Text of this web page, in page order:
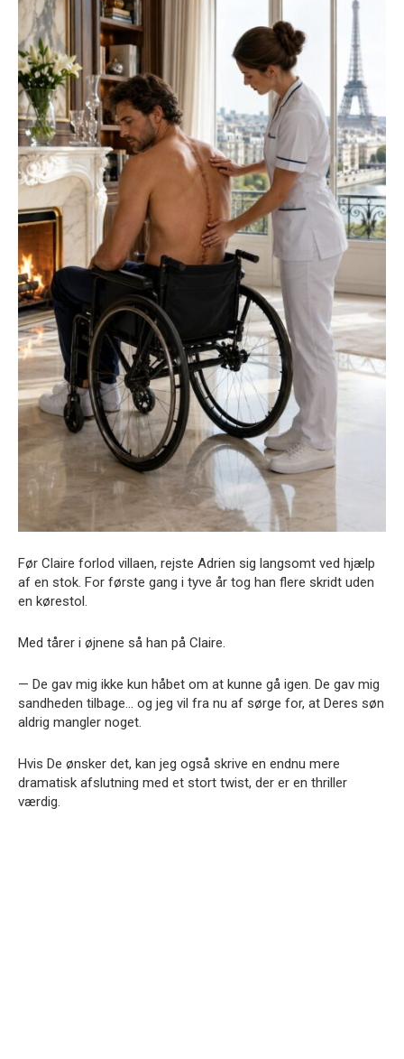
Før Claire forlod villaen, rejste Adrien sig langsomt ved hjælp
af en stok. For første gang i tyve år tog han flere skridt uden
en kørestol.
Med tårer i øjnene så han på Claire.
— De gav mig ikke kun håbet om at kunne gå igen. De gav mig
sandheden tilbage… og jeg vil fra nu af sørge for, at Deres søn
aldrig mangler noget.
Hvis De ønsker det, kan jeg også skrive en endnu mere
dramatisk afslutning med et stort twist, der er en thriller
værdig.